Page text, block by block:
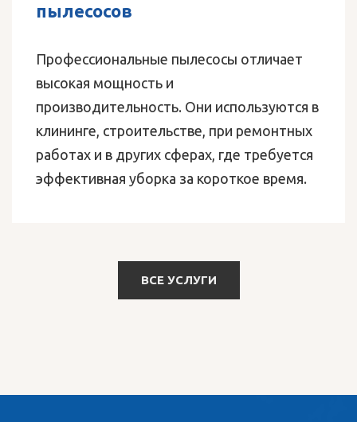
пылесосов
Профессиональные пылесосы отличает
высокая мощность и
производительность. Они используются в
клининге, строительстве, при ремонтных
работах и в других сферах, где требуется
эффективная уборка за короткое время.
ВСЕ УСЛУГИ